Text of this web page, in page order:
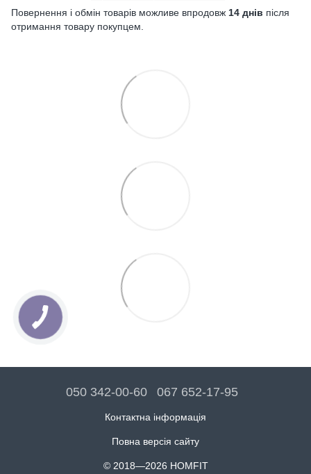
Повернення і обмін товарів можливе впродовж 14 днів після
отримання товару покупцем.
050 342-00-60 067 652-17-95
Контактна інформація
Повна версія сайту
© 2018—2026 HOMFIT